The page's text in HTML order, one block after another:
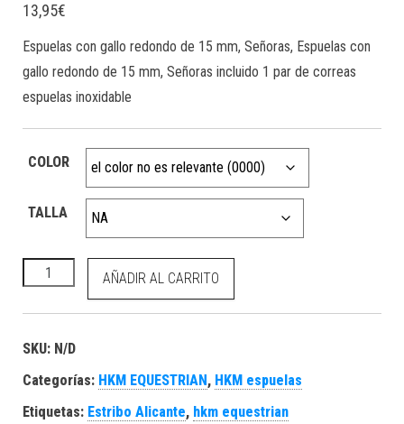
13,95€
Espuelas con gallo redondo de 15 mm, Señoras, Espuelas con
gallo redondo de 15 mm, Señoras incluido 1 par de correas
espuelas inoxidable
COLOR
TALLA
HKM Espuelas con gallo redondo de 15 mm, Señoras cantidad
AÑADIR AL CARRITO
SKU: N/D
Categorías: HKM EQUESTRIAN, HKM espuelas
Etiquetas: Estribo Alicante, hkm equestrian